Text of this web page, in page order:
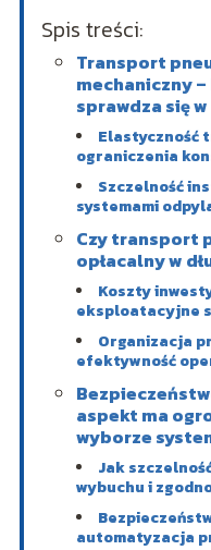
Spis treści:
Transport
mechaniczny
sprawdza się
Elastyczność
ograniczenia
Szczelność
systemami
Czy transport
opłacalny w
Koszty
eksploatacyjne
Organizacja
efektywność
aspekt ma
wyborze
Jak
wybuchu i
automatyzacja